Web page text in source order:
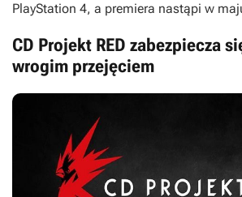
PlayStation 4, a premiera nastąpi w
CD Projekt RED zabezpiecza
wrogim przejęciem